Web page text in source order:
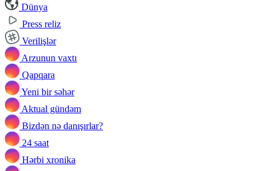
Dünya
Press reliz
Verilişlər
Arzunun vaxtı
Qapqara
Yeni bir səhər
Aktual gündəm
Bizdən nə danışırlar?
24 saat
Hərbi xronika